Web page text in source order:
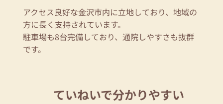
アクセス良好な金沢市内に立地しており、地域の
方に長く支持されています。
駐車場も8台完備しており、通院しやすさも抜群
です。
ていねいで分かりやすい